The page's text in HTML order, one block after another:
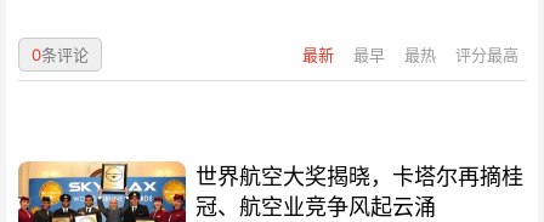
最新 最早 最热 评分最高
0条评论
世界航空大奖揭晓，卡塔尔再摘桂
冠、航空业竞争风起云涌